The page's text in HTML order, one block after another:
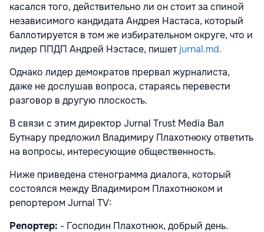
касался того, действительно ли он стоит за спиной
независимого кандидата Андрея Настаса, который
баллотируется в том же избирательном округе, что и
лидер ППДП Андрей Нэстасе, пишетjurnal.md.
Однако лидер демократов прервал журналиста,
даже не дослушав вопроса, стараясь перевести
разговор в другую плоскость.
В связи с этим директор Jurnal Trust Media Вал
Бутнару предложил Владимиру Плахотнюку ответить
на вопросы, интересующие общественность.
Ниже приведена стенограмма диалога, который
состоялся между Владимиром Плахотнюком и
репортером Jurnal TV:
Репортер: - Господин Плахотнюк, добрый день.